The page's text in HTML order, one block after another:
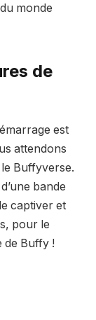
monde
de
est
attendons
Buffyverse.
bande
captiver et
pour le
de Buffy !